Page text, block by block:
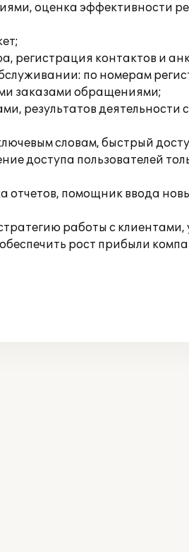
оценка эффективности
регистрация контактов и
по номерам
заказами обращениями;
результатов деятельности
словам, быстрый
доступа пользователей
помощник ввода
работы с клиентами,
рост прибыли